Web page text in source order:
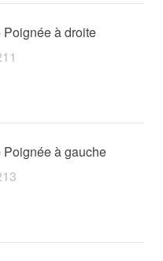
Poignée à droite
Poignée à gauche